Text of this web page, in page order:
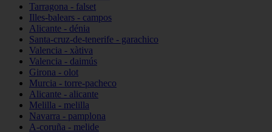
Tarragona - falset
Illes-balears - campos
Alicante - dénia
Santa-cruz-de-tenerife - garachico
Valencia - xàtiva
Valencia - daimús
Girona - olot
Murcia - torre-pacheco
Alicante - alicante
Melilla - melilla
Navarra - pamplona
A-coruña - melide